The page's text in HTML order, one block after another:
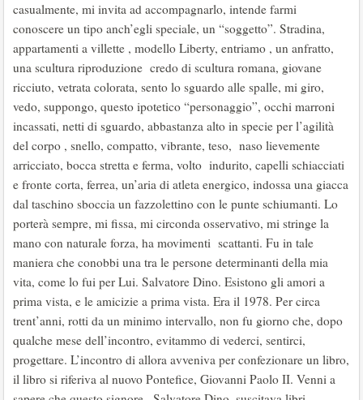
casualmente, mi invita ad accompagnarlo, intende farmi
conoscere un tipo anch’egli speciale, un “soggetto”. Stradina,
appartamenti a villette , modello Liberty, entriamo , un anfratto,
una scultura riproduzione credo di scultura romana, giovane
ricciuto, vetrata colorata, sento lo sguardo alle spalle, mi giro,
vedo, suppongo, questo ipotetico “personaggio”, occhi marroni
incassati, netti di sguardo, abbastanza alto in specie per l’agilità
del corpo , snello, compatto, vibrante, teso, naso lievemente
arricciato, bocca stretta e ferma, volto indurito, capelli schiacciati
e fronte corta, ferrea, un’aria di atleta energico, indossa una giacca
dal taschino sboccia un fazzolettino con le punte schiumanti. Lo
porterà sempre, mi fissa, mi circonda osservativo, mi stringe la
mano con naturale forza, ha movimenti scattanti. Fu in tale
maniera che conobbi una tra le persone determinanti della mia
vita, come lo fui per Lui. Salvatore Dino. Esistono gli amori a
prima vista, e le amicizie a prima vista. Era il 1978. Per circa
trent’anni, rotti da un minimo intervallo, non fu giorno che, dopo
qualche mese dell’incontro, evitammo di vederci, sentirci,
progettare. L’incontro di allora avveniva per confezionare un libro,
il libro si riferiva al nuovo Pontefice, Giovanni Paolo II. Venni a